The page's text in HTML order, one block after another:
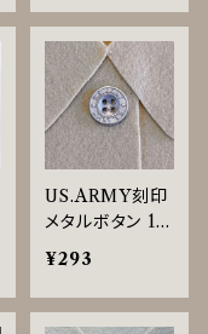
US.ARMY刻印
メタルボタン 15
mm マットシル
バー JDP-0015
¥293